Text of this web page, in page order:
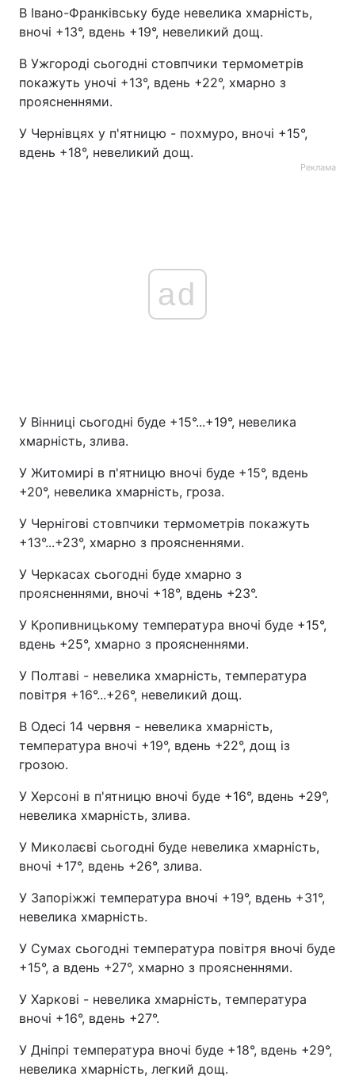
В Івано-Франківську буде невелика хмарність,
вночі +13°, вдень +19°, невеликий дощ.
В Ужгороді сьогодні стовпчики термометрів
покажуть уночі +13°, вдень +22°, хмарно з
проясненнями.
У Чернівцях у п'ятницю - похмуро, вночі +15°,
вдень +18°, невеликий дощ.
Реклама
ad
У Вінниці сьогодні буде +15°...+19°, невелика
хмарність, злива.
У Житомирі в п'ятницю вночі буде +15°, вдень
+20°, невелика хмарність, гроза.
У Чернігові стовпчики термометрів покажуть
+13°...+23°, хмарно з проясненнями.
У Черкасах сьогодні буде хмарно з
проясненнями, вночі +18°, вдень +23°.
У Кропивницькому температура вночі буде +15°,
вдень +25°, хмарно з проясненнями.
У Полтаві - невелика хмарність, температура
повітря +16°...+26°, невеликий дощ.
В Одесі 14 червня - невелика хмарність,
температура вночі +19°, вдень +22°, дощ із
грозою.
У Херсоні в п'ятницю вночі буде +16°, вдень +29°,
невелика хмарність, злива.
У Миколаєві сьогодні буде невелика хмарність,
вночі +17°, вдень +26°, злива.
У Запоріжжі температура вночі +19°, вдень +31°,
невелика хмарність.
У Сумах сьогодні температура повітря вночі буде
+15°, а вдень +27°, хмарно з проясненнями.
У Харкові - невелика хмарність, температура
вночі +16°, вдень +27°.
У Дніпрі температура вночі буде +18°, вдень +29°,
невелика хмарність, легкий дощ.